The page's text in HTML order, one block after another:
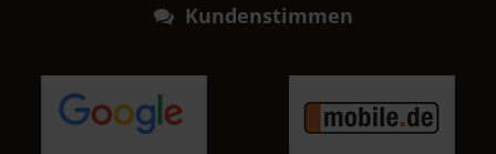
Kundenstimmen